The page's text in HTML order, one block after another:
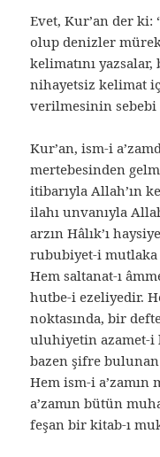
Evet, Kur’an der ki:
olup denizler
kelimatını
nihayetsiz kelimat
verilmesinin
Kur’an, ism-i
mertebesinden
itibarıyla Allah’ın
ilahı unvanıyla
arzın Hâlık’ı
rububiyet-i
Hem saltanat-ı
hutbe-i ezeliyedir.
noktasında, bir
uluhiyetin azamet-i
bazen şifre bulunan
Hem ism-i
a’zamın bütün
feşan bir kitab-ı